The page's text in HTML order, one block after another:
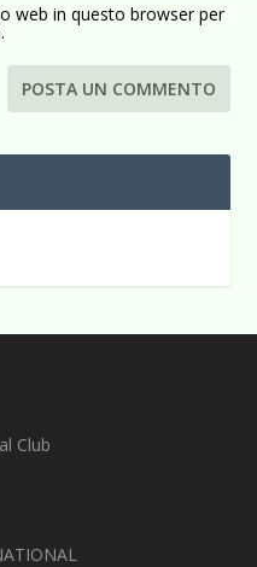
web in questo browser per
Club